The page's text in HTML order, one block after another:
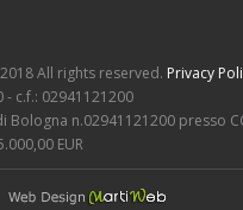
All rights reserved. Privacy
- c.f.: 02941121200
Bologna n.02941121200 presso
EUR